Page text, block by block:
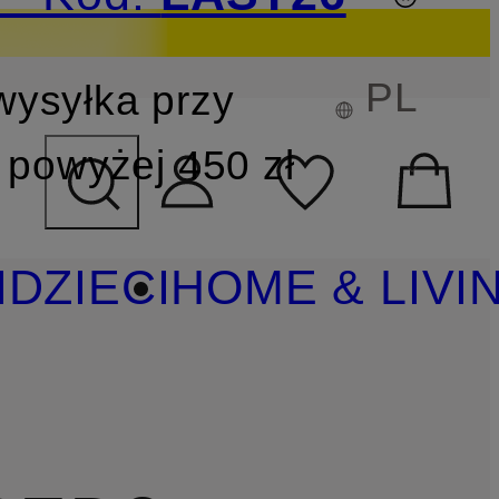
przy
450 zł
PL
DZIECIHOME &